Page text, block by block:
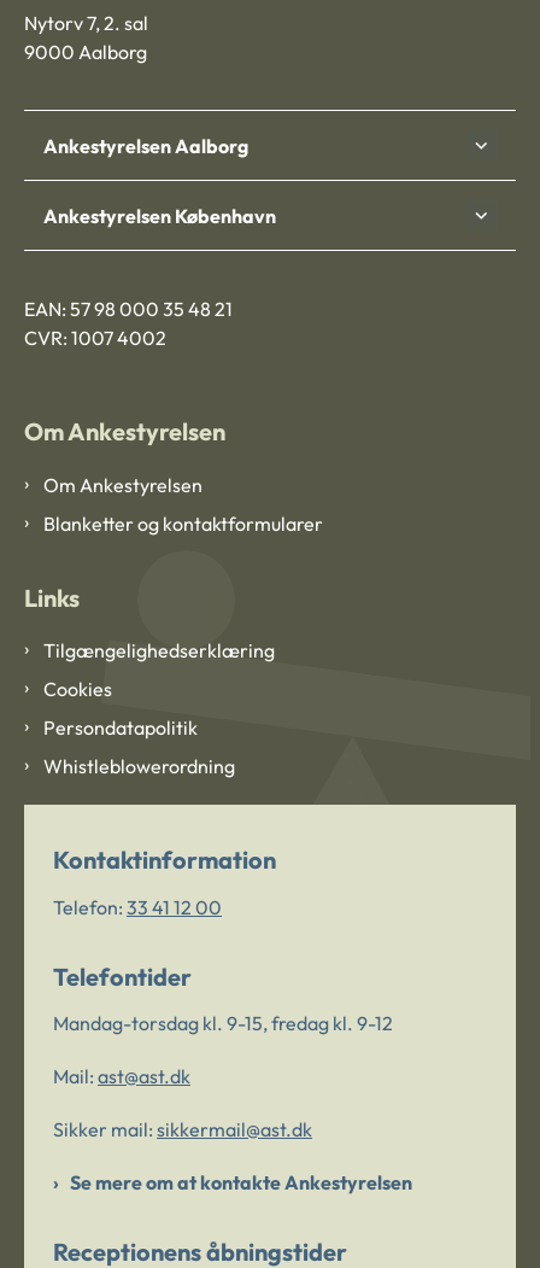
Nytorv 7, 2. sal
9000 Aalborg
Ankestyrelsen Aalborg
Ankestyrelsen København
EAN: 57 98 000 35 48 21
CVR: 1007 4002
Om Ankestyrelsen
Om Ankestyrelsen
Blanketter og kontaktformularer
Links
Tilgængelighedserklæring
Cookies
Persondatapolitik
Whistleblowerordning
Kontaktinformation
Telefon: 33 41 12 00
Telefontider
Mandag-torsdag kl. 9-15, fredag kl. 9-12
Mail: ast@ast.dk
Sikker mail: sikkermail@ast.dk
Se mere om at kontakte Ankestyrelsen
Receptionens åbningstider